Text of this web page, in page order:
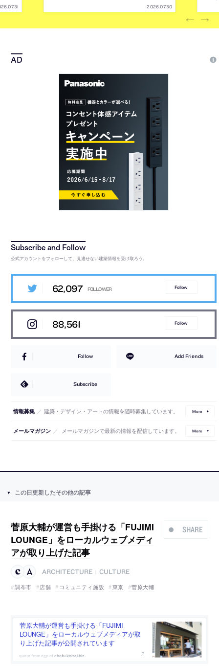
2026.07.30
公式アカウントをフォローして、見逃せない建築情報を受け取ろう。
62,097 Follow
88,561 Follow
Follow Add Friends
Subscribe
情報募集 ／ 建築・デザイン・アートの情報を随時募集しています。 More
メールマガジン ／ メールマガジンで最新の情報を配信しています。 More
この日更新したその他の記事
SHARE
菅原大輔が運営も手掛ける「FUJIMI
LOUNGE」をローカルウェブメディ
アが取り上げた記事
ARCHITECTURE
CULTURE
調布市
店舗 コミュニティ施設 東京 菅原大輔
菅原大輔が運営も手掛ける「FUJIMI
LOUNGE」をローカルウェブメディアが取
り上げた記事が公開されています
chofu.keizai.biz